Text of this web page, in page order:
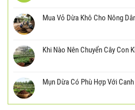
Mua Vỏ Dừa Khô Cho Nông
Khi Nào Nên Chuyển Cây Con
Mụn Dừa Có Phù Hợp Với